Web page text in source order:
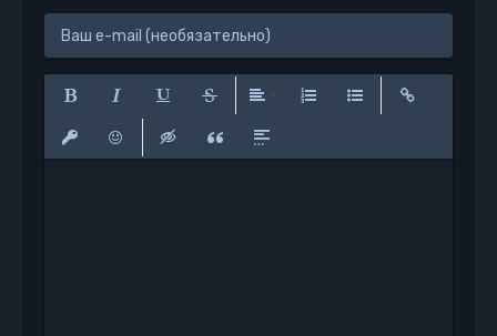
Полужирный
Курсив Подчеркнутый